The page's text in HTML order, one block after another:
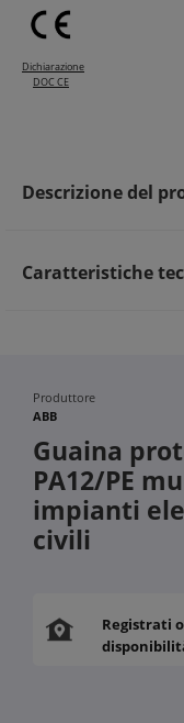
Dichiarazione
DOC CE
Descrizione del
Caratteristiche
Produttore
ABB
Guaina
PA12/PE
impianti
civili
Registrati